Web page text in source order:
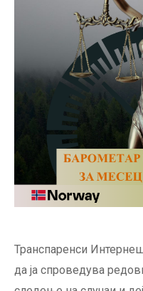
Транспаренси
да ја спроведува